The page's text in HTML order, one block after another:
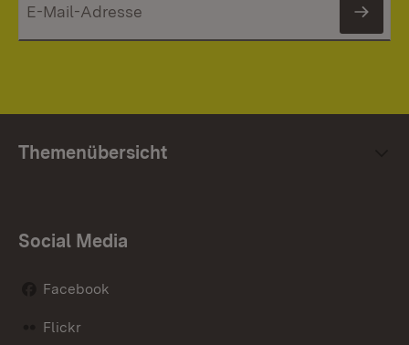
Themenübersicht
Social Media
Facebook
Flickr